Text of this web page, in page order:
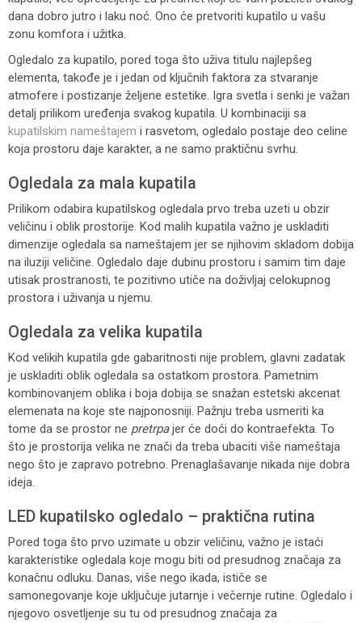
dana dobro jutro i laku noć. Ono će pretvoriti kupatilo u vašu
zonu komfora i užitka.
Ogledalo za kupatilo, pored toga što uživa titulu najlepšeg
elementa, takođe je i jedan od ključnih faktora za stvaranje
atmofere i postizanje željene estetike. Igra svetla i senki je važan
detalj prilikom uređenja svakog kupatila. U kombinaciji sa
kupatilskim nameštajem i rasvetom, ogledalo postaje deo celine
koja prostoru daje karakter, a ne samo praktičnu svrhu.
Ogledala za mala kupatila
Prilikom odabira kupatilskog ogledala prvo treba uzeti u obzir
veličinu i oblik prostorije. Kod malih kupatila važno je uskladiti
dimenzije ogledala sa nameštajem jer se njihovim skladom dobija
na iluziji veličine. Ogledalo daje dubinu prostoru i samim tim daje
utisak prostranosti, te pozitivno utiče na doživljaj celokupnog
prostora i uživanja u njemu.
Ogledala za velika kupatila
Kod velikih kupatila gde gabaritnosti nije problem, glavni zadatak
je uskladiti oblik ogledala sa ostatkom prostora. Pametnim
kombinovanjem oblika i boja dobija se snažan estetski akcenat
elemenata na koje ste najponosniji. Pažnju treba usmeriti ka
tome da se prostor ne pretrpajer će doći do kontraefekta. To
što je prostorija velika ne znači da treba ubaciti više nameštaja
nego što je zapravo potrebno. Prenaglašavanje nikada nije dobra
ideja.
LED kupatilsko ogledalo – praktična rutina
Pored toga što prvo uzimate u obzir veličinu, važno je istaći
karakteristike ogledala koje mogu biti od presudnog značaja za
konačnu odluku. Danas, više nego ikada, ističe se
samonegovanje koje uključuje jutarnje i večernje rutine. Ogledalo i
njegovo osvetljenje su tu od presudnog značaja za